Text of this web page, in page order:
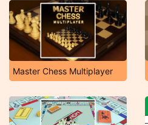
Master Chess Multiplayer